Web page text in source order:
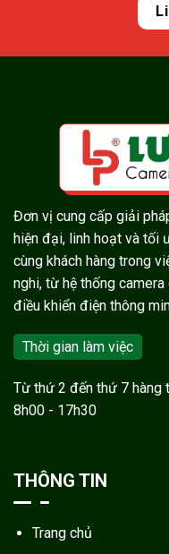
Đơn vị cung cấp giải
hiện đại, linh hoạt và tối
cùng khách hàng trong
nghi, từ hệ thống
điều khiển điện thông
Thời gian làm việc
Từ thứ 2 đến thứ 7 hàng
8h00 - 17h30
THÔNG TIN
Trang chủ